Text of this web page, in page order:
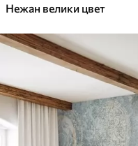
Нежан велики цвет